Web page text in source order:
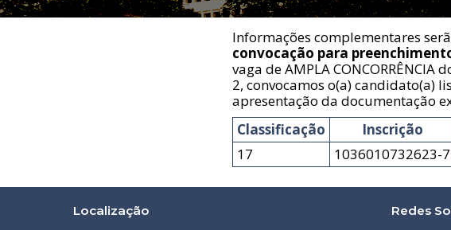
Apresentação
Estrutura
Corpo Docente
Corpo Técnico
Contato e Localização
Sobre o
Projeto
Grade
Normas
Normas
Normas
Formas
Colação
Manual
Informações complementares
convocação para
vaga de AMPLA
2, convocamos o(a) candidato(a)
apresentação da documentação
Classificação
Inscrição
17
1036010732623-7
Localização
Redes